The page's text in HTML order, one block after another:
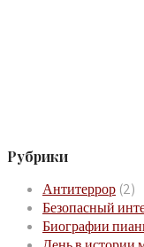
Рубрики
Антитеррор (2)
Безопасный
Биографии